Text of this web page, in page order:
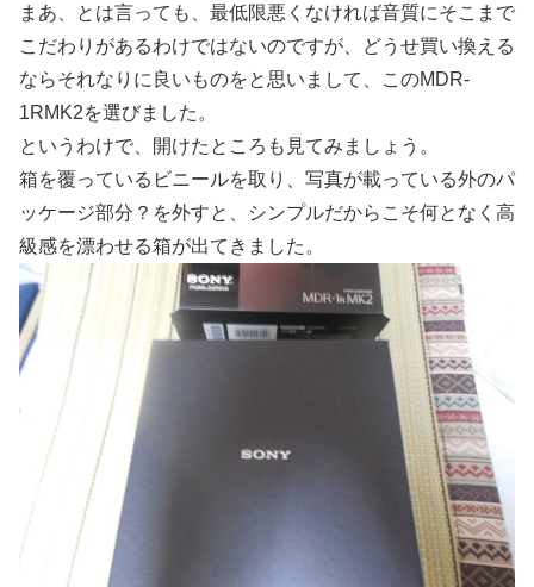
まあ、とは言っても、最低限悪くなければ音質にそこまで
こだわりがあるわけではないのですが、どうせ買い換える
ならそれなりに良いものをと思いまして、このMDR-
1RMK2を選びました。
というわけで、開けたところも見てみましょう。
箱を覆っているビニールを取り、写真が載っている外のパ
ッケージ部分？を外すと、シンプルだからこそ何となく高
級感を漂わせる箱が出てきました。